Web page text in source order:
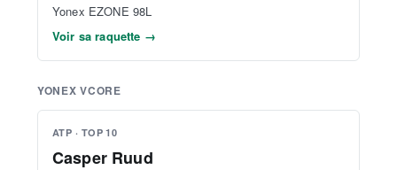
Yonex EZONE 98L
Voir sa raquette →
YONEX VCORE
ATP · TOP 10
Casper Ruud